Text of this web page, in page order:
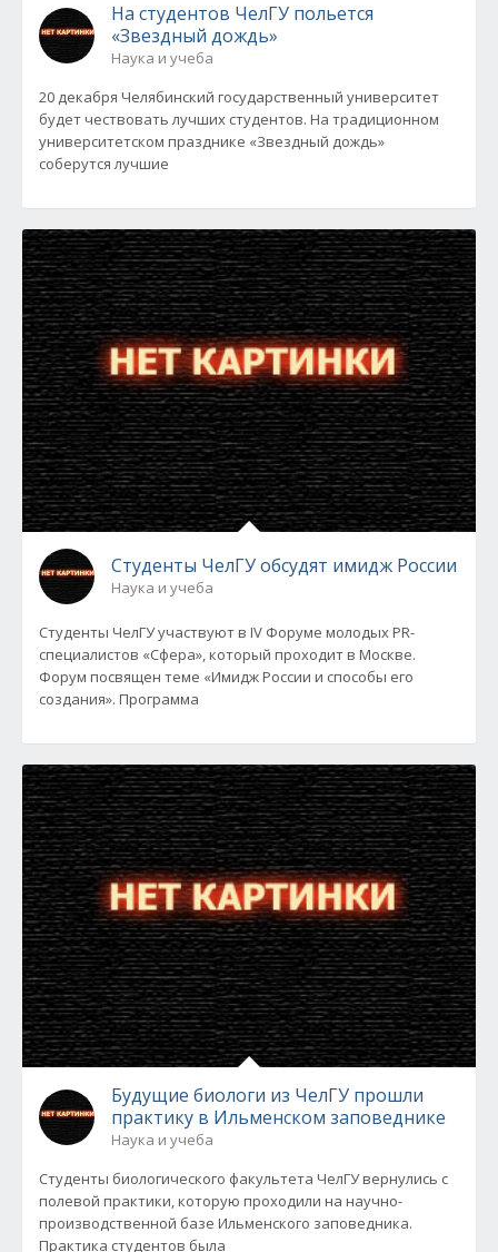
На студентов ЧелГУ польется
«Звездный дождь»
Наука и учеба
20 декабря Челябинский государственный университет
будет чествовать лучших студентов. На традиционном
университетском празднике «Звездный дождь»
соберутся лучшие
Студенты ЧелГУ обсудят имидж России
Наука и учеба
Студенты ЧелГУ участвуют в IV Форуме молодых PR-
специалистов «Сфера», который проходит в Москве.
Форум посвящен теме «Имидж России и способы его
создания». Программа
Будущие биологи из ЧелГУ прошли
практику в Ильменском заповеднике
Наука и учеба
Студенты биологического факультета ЧелГУ вернулись с
полевой практики, которую проходили на научно-
производственной базе Ильменского заповедника.
Практика студентов была